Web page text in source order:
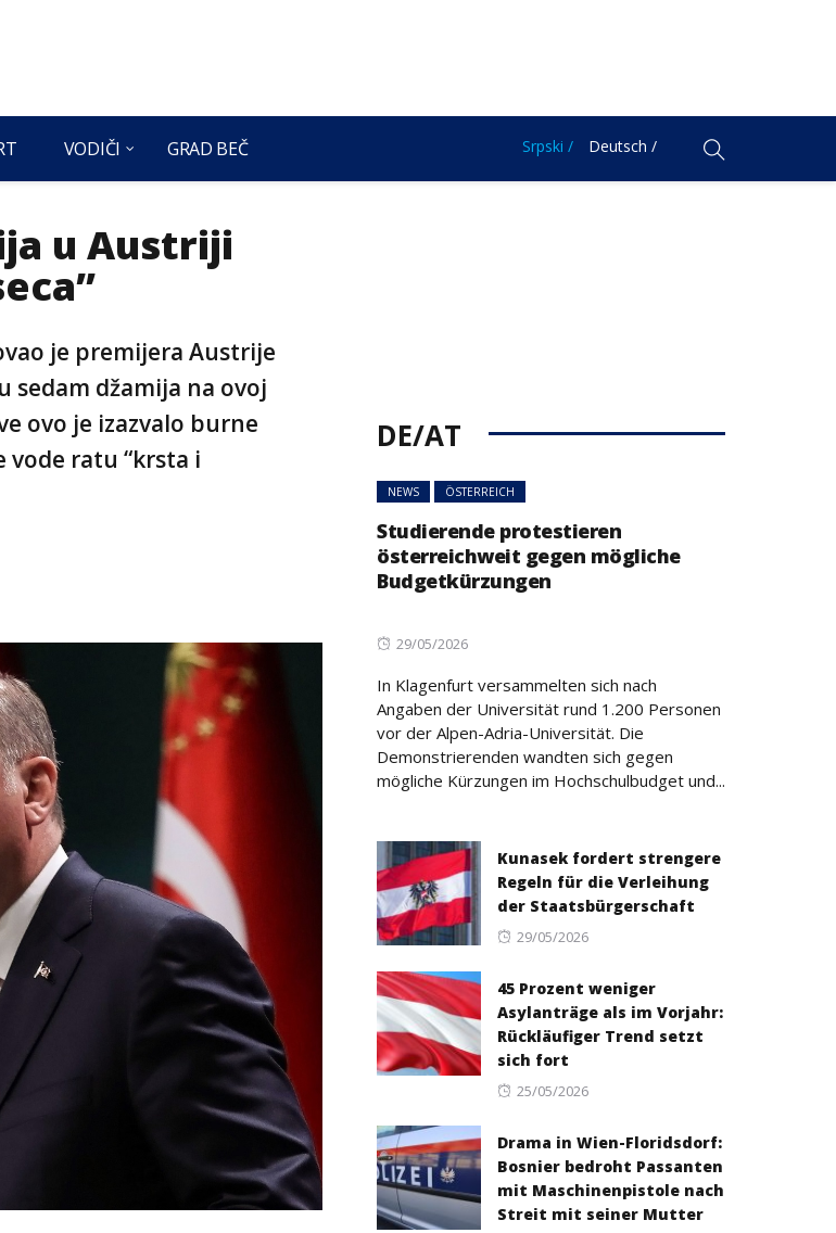
VODIČI GRAD BEČ Srpski / Deutsch /
u Austriji
je premijera Austrije
sedam džamija na ovoj
ovo je izazvalo burne
vode ratu “krsta i
DE/AT
NEWS ÖSTERREICH
Studierende protestieren
österreichweit gegen mögliche
Budgetkürzungen
Posted
29/05/2026
In Klagenfurt versammelten sich nach
Angaben der Universität rund 1.200 Personen
vor der Alpen-Adria-Universität. Die
Demonstrierenden wandten sich gegen
mögliche Kürzungen im Hochschulbudget und...
Kunasek fordert strengere
Regeln für die Verleihung
der Staatsbürgerschaft
Posted
29/05/2026
45 Prozent weniger
Asylanträge als im Vorjahr:
Rückläufiger Trend setzt
sich fort
Posted
25/05/2026
Drama in Wien-Floridsdorf:
Bosnier bedroht Passanten
mit Maschinenpistole nach
Streit mit seiner Mutter